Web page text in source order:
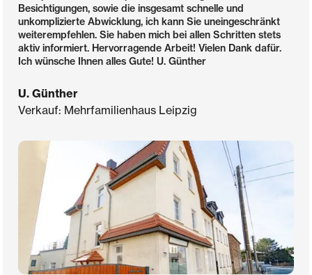
Besichtigungen, sowie die insgesamt schnelle und
unkomplizierte Abwicklung, ich kann Sie uneingeschränkt
weiterempfehlen. Sie haben mich bei allen Schritten stets
aktiv informiert. Hervorragende Arbeit! Vielen Dank dafür.
Ich wünsche Ihnen alles Gute! U. Günther
U. Günther
Verkauf: Mehrfamilienhaus Leipzig